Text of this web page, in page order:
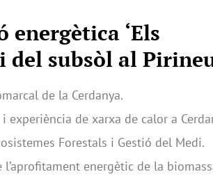
energètica ‘Els
del subsòl al
de la Cerdanya.
de xarxa de calor a
Forestals i Gestió del Medi.
energètic de la